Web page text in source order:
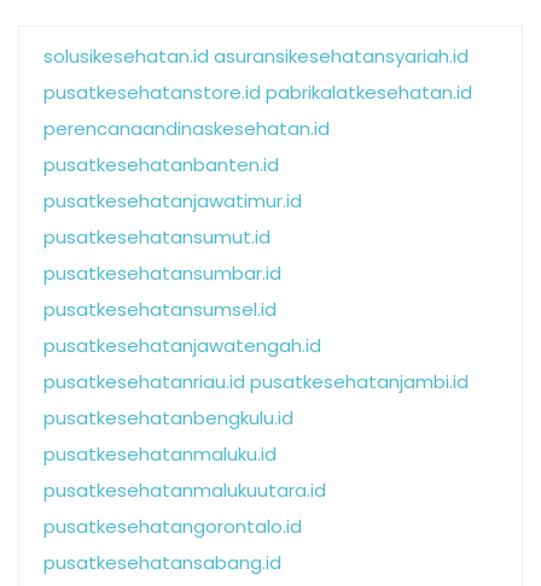
solusikesehatan.id asuransikesehatansyariah.id
pusatkesehatanstore.id pabrikalatkesehatan.id
perencanaandinaskesehatan.id
pusatkesehatanbanten.id
pusatkesehatanjawatimur.id
pusatkesehatansumut.id
pusatkesehatansumbar.id
pusatkesehatansumsel.id
pusatkesehatanjawatengah.id
pusatkesehatanriau.id pusatkesehatanjambi.id
pusatkesehatanbengkulu.id
pusatkesehatanmaluku.id
pusatkesehatanmalukuutara.id
pusatkesehatangorontalo.id
pusatkesehatansabang.id